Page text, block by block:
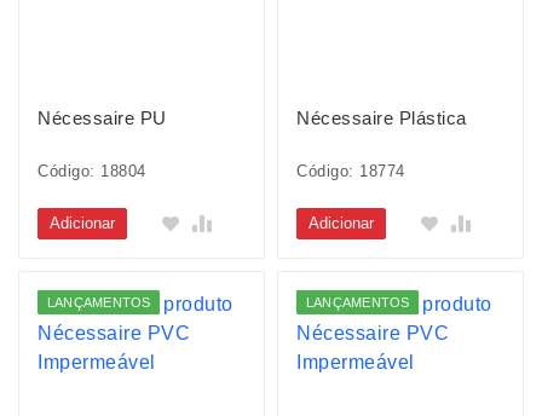
Nécessaire PU
Código: 18804
Adicionar
Nécessaire Plástica
Código: 18774
Adicionar
LANÇAMENTOS LANÇAMENTOS